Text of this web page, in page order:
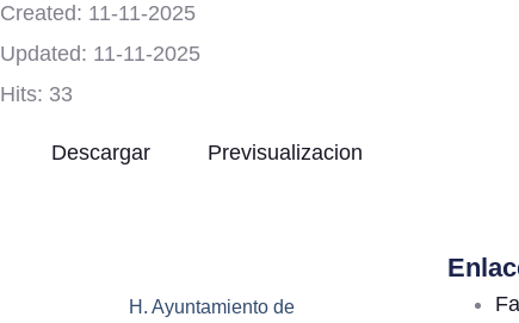
Created: 11-11-2025
Updated: 11-11-2025
Hits: 33
Descargar Previsualizacion
H. Ayuntamiento de